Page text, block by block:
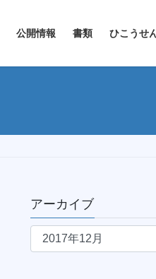
公開情報 書類 ひこうせ
アーカイブ
ア